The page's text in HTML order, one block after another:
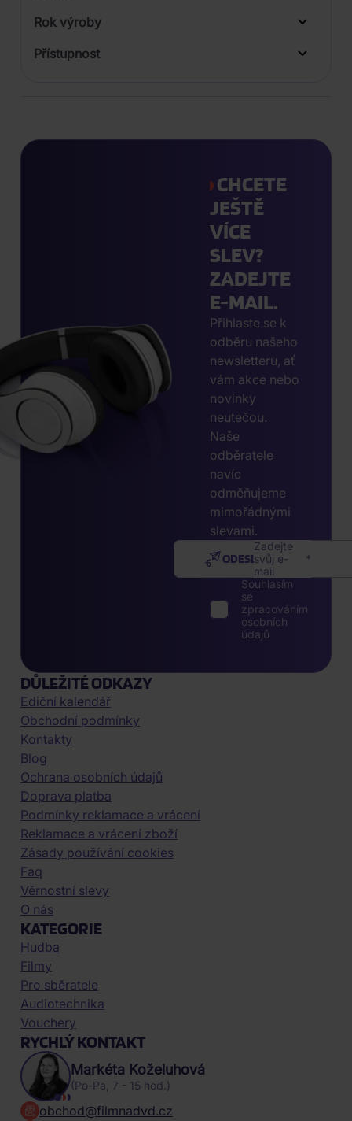
Rok výroby
Přístupnost
CHCETE
JEŠTĚ
VÍCE
SLEV?
ZADEJTE
E-MAIL.
Přihlaste se k
odběru našeho
newsletteru, ať
vám akce nebo
novinky
neutečou.
Naše
odběratele
navíc
odměňujeme
mimořádnými
slevami.
Zadejte
svůj e-
mail
ODESLAT
Souhlasím
se
zpracováním
osobních
údajů
DŮLEŽITÉ ODKAZY
Ediční kalendář
Obchodní podmínky
Kontakty
Blog
Ochrana osobních údajů
Doprava platba
Podmínky reklamace a vrácení
Reklamace a vrácení zboží
Zásady používání cookies
Faq
Věrnostní slevy
O nás
KATEGORIE
Hudba
Filmy
Pro sběratele
Audiotechnika
Vouchery
RYCHLÝ KONTAKT
Markéta Koželuhová
(Po-Pa, 7 - 15 hod.)
obchod@filmnadvd.cz